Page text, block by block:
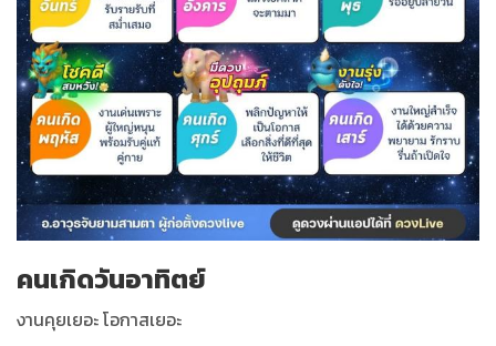
คนเกิดวันอาทิตย์
งานคุยเยอะ โอกาสเยอะ